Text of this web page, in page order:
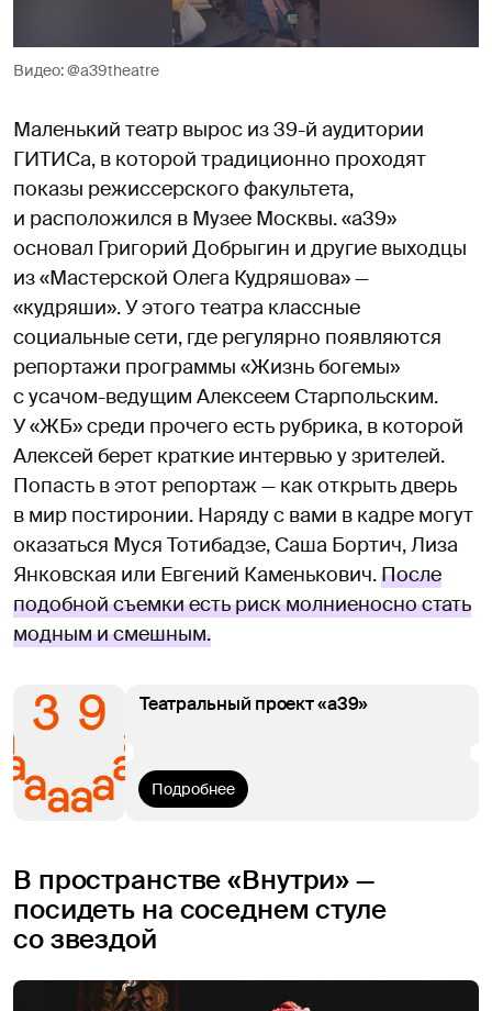
Видео: @a39theatre
Маленький театр вырос из 39-й аудитории
ГИТИСа, в которой традиционно проходят
показы режиссерского факультета,
и расположился в Музее Москвы. «а39»
основал Григорий Добрыгин и другие выходцы
из «Мастерской Олега Кудряшова» —
«кудряши». У этого театра классные
социальные сети, где регулярно появляются
репортажи программы «Жизнь богемы»
с усачом-ведущим Алексеем Старпольским.
У «ЖБ» среди прочего есть рубрика, в которой
Алексей берет краткие интервью у зрителей.
Попасть в этот репортаж — как открыть дверь
в мир постиронии. Наряду с вами в кадре могут
оказаться Муся Тотибадзе, Саша Бортич, Лиза
Янковская или Евгений Каменькович.После
подобной съемки есть риск молниеносно стать
модным и смешным.
Театральный проект «а39»
Подробнее
В пространстве «Внутри» —
посидеть на соседнем стуле
со звездой